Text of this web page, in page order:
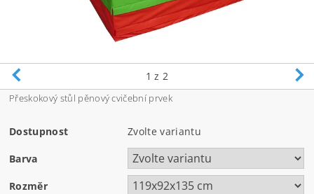
1 z 2
Přeskokový stůl pěnový cvičební prvek
Dostupnost Zvolte variantu
Barva
Rozměr